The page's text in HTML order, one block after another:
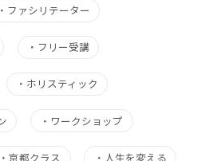
・ ファシリテーター
・ フリー受講
・ ホリスティック
・ ワークショップ
・京都クラス ・ 人生を変える